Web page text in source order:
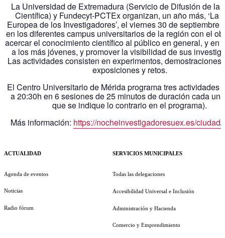
La Universidad de Extremadura (Servicio de Difusión de la
Científica) y Fundecyt-PCTEx organizan, un año más, ‘La
Europea de los Investigadores’, el viernes 30 de septiembre
en los diferentes campus universitarios de la región con el
acercar el conocimiento científico al público en general, y en
a los más jóvenes, y promover la visibilidad de sus
Las actividades consisten en experimentos,
exposiciones y retos.
El Centro Universitario de Mérida programa tres actividades
a 20:30h en 6 sesiones de 25 minutos de duración cada
que se indique lo contrario en el programa).
Más información: https://nocheinvestigadoresuex.es/ciudad/
ACTUALIDAD
Agenda de eventos
Noticias
Radio fórum
SERVICIOS MUNICIPALES
Todas las delegaciones
Accesibilidad Universal e Inclusión
Administración y Hacienda
Comercio y Emprendimiento